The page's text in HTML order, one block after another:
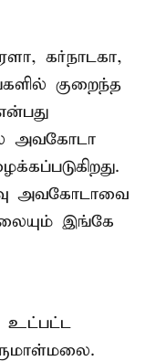
கர்நாடகா,
குறைந்த
அவகோடா
அவகோடாவை
இங்கே
உட்பட்ட